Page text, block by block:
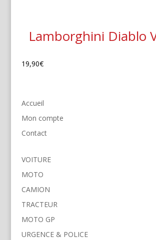
Lamborghini Diablo
19,90€
Accueil
Mon compte
Contact
VOITURE
MOTO
CAMION
TRACTEUR
MOTO GP
URGENCE & POLICE